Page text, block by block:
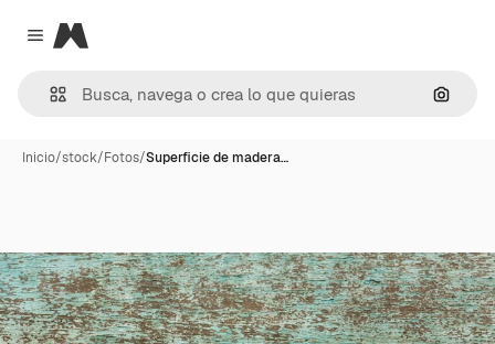
Close menu
Magnific
Inicio/stock/Fotos/Superficie de madera…